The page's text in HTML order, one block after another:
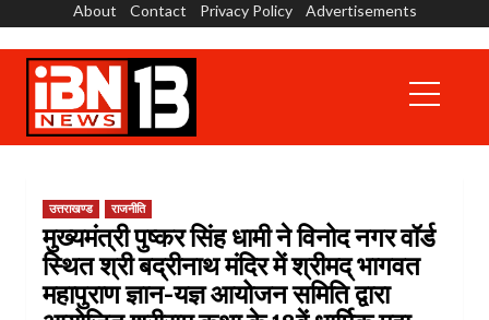
content
About Contact Privacy Policy Advertisements
Menu
उत्तराखण्ड राजनीति
मुख्यमंत्री पुष्कर सिंह धामी ने विनोद नगर वॉर्ड
स्थित श्री बद्रीनाथ मंदिर में श्रीमद् भागवत
महापुराण ज्ञान-यज्ञ आयोजन समिति द्वारा